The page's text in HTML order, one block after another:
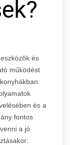
és
működést
és a
fontos
a jó